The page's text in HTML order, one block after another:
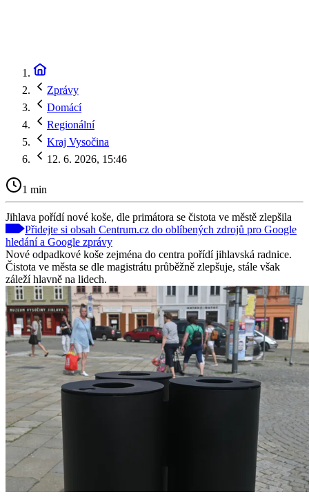
Zprávy
Domácí
Regionální
Kraj Vysočina
12. 6. 2026, 15:46
1 min
Jihlava pořídí nové koše, dle primátora se čistota ve městě zlepšila
Přidejte si obsah Centrum.cz do oblíbených zdrojů pro Google
hledání a Google zprávy
Nové odpadkové koše zejména do centra pořídí jihlavská radnice.
Čistota ve města se dle magistrátu průběžně zlepšuje, stále však
záleží hlavně na lidech.